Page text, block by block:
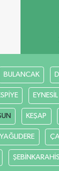
BULANCAK
EYNESİL
KEŞAP
YAĞLIDERE